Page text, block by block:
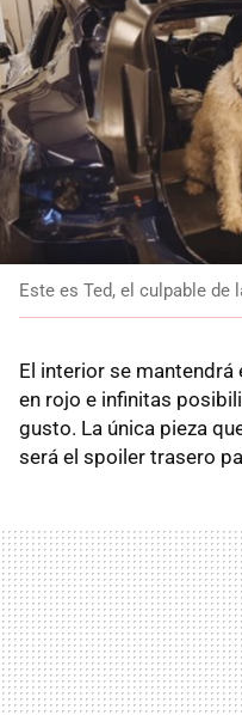
Este es Ted, el culpable de
El interior se mantendrá
en rojo e infinitas
gusto. La única pieza
será el spoiler trasero